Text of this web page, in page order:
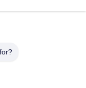
nur
erweist,
die
sich zu